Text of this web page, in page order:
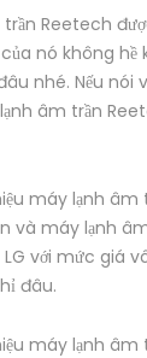
Reetech
nó không
nhé. Nếu nói
âm trần
máy lạnh
và máy lạnh
với mức giá
đâu.
máy lạnh âm